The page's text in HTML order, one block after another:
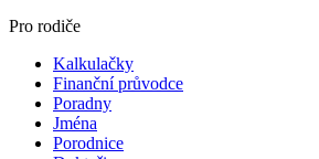
Pro rodiče
Kalkulačky
Finanční průvodce
Poradny
Jména
Porodnice